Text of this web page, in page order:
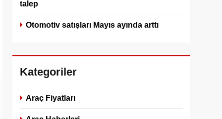
talep
Otomotiv satışları Mayıs ayında arttı
Kategoriler
Araç Fiyatları